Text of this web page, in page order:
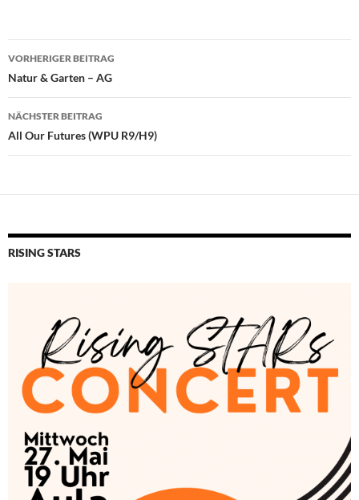
Beitragsnavigation
VORHERIGER BEITRAG
Natur & Garten – AG
NÄCHSTER BEITRAG
All Our Futures (WPU R9/H9)
RISING STARS